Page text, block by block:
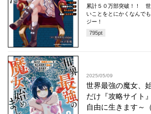
累計５０万部突破！！ 世
いことをとにかくなんで
ジー！
795pt
2025/05/09
世界最強の魔女、
だけ『攻略サイト
自由に生きます～（